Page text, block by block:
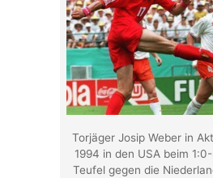
Torjäger Josip Weber in
1994 in den USA beim
Teufel gegen die